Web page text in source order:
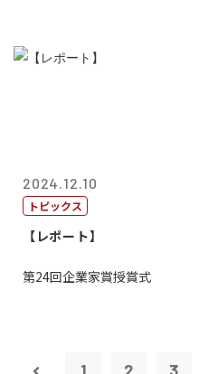
2024.12.10
トピックス
【レポート】
第24回企業家賞授賞式